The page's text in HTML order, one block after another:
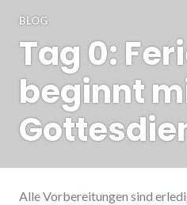
BLOG
Tag 0:
beginnt
Alle Vorbereitungen sind